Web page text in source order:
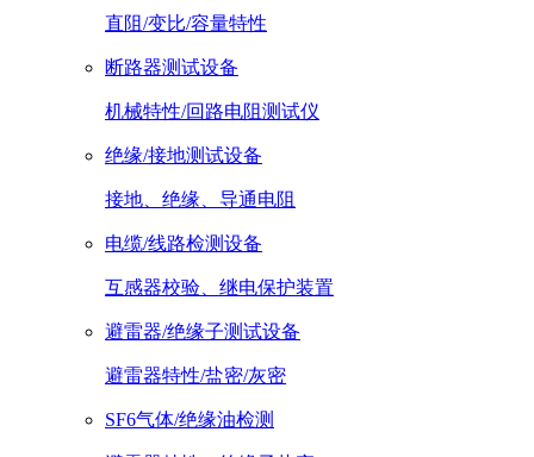
直阻/变比/容量特性
断路器测试设备
机械特性/回路电阻测试仪
绝缘/接地测试设备
接地、绝缘、导通电阻
电缆/线路检测设备
互感器校验、继电保护装置
避雷器/绝缘子测试设备
避雷器特性/盐密/灰密
SF6气体/绝缘油检测